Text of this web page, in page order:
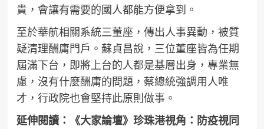
貴，會讓有需要的國人都能方便拿到。
至於華航相關系統三董座，傳出人事異動，被質
疑清理酬庸門戶。蘇貞昌說，三位董座皆為任期
屆滿下台，即將上台的人都是基層出身，專業無
慮，沒有什麼酬庸的問題，蔡總統強調用人唯
才，行政院也會堅持此原則做事。
延伸閱讀：
《大家論壇》珍珠港視角：防疫視同